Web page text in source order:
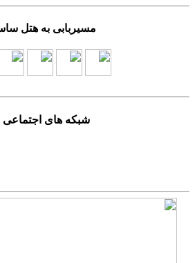
مسیربابی به هتل
شبکه های اجتماعی